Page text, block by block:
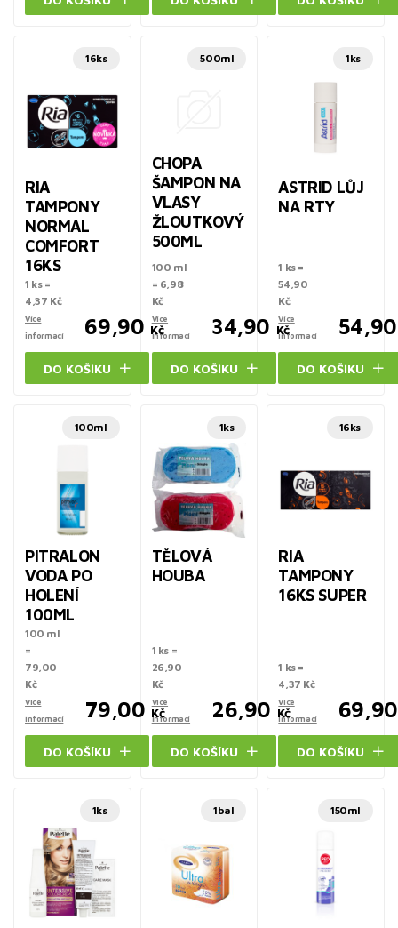
16ks
RIA
TAMPONY
NORMAL
COMFORT
16KS
1 ks =
4,37 Kč
Více
informací
69,90 Kč
DO KOŠÍKU
500ml
CHOPA
ŠAMPON NA
VLASY
ŽLOUTKOVÝ
500ML
100 ml
= 6,98
Kč
Více
informací
34,90 Kč
DO KOŠÍKU
1ks
ASTRID LŮJ
NA RTY
1 ks =
54,90
Kč
Více
informací
54,90
DO KOŠÍKU
100ml
PITRALON
VODA PO
HOLENÍ
100ML
100 ml
=
79,00
Kč
Více
informací
79,00 Kč
DO KOŠÍKU
1ks
TĚLOVÁ
HOUBA
1 ks =
26,90
Kč
Více
informací
26,90 Kč
DO KOŠÍKU
16ks
RIA
TAMPONY
16KS SUPER
1 ks =
4,37 Kč
Více
informací
69,90
DO KOŠÍKU
1ks 1bal 150ml